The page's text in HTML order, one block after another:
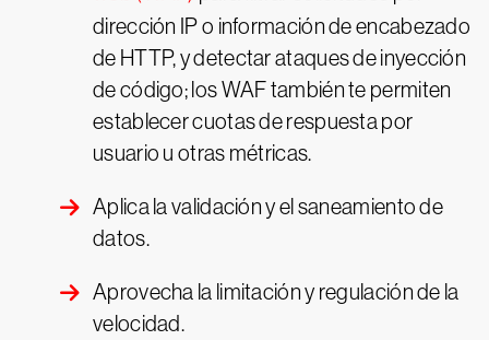
dirección IP o información de encabezado
de HTTP, y detectar ataques de inyección
de código; los WAF también te permiten
establecer cuotas de respuesta por
usuario u otras métricas.
Aplica la validación y el saneamiento de
datos.
Aprovecha la limitación y regulación de la
velocidad.